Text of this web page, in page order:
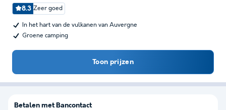
8.3 Zeer goed
In het hart van de vulkanen van Auvergne
Groene camping
Toon prijzen
Betalen met Bancontact